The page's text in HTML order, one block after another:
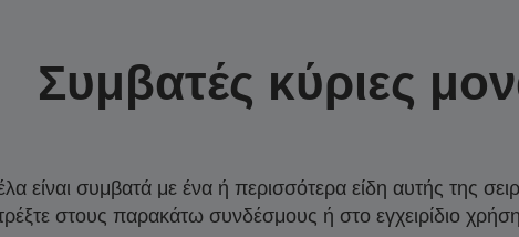
Συμβατές κύριες
είναι συμβατά με ένα ή περισσότερα είδη αυτής της
στους παρακάτω συνδέσμους ή στο εγχειρίδιο